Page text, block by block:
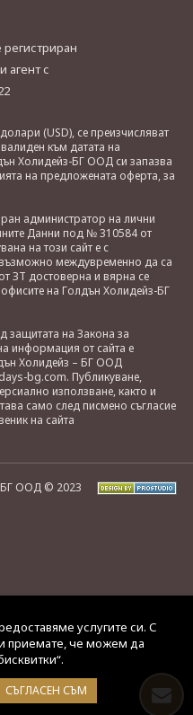
агент с
(USD), се преизчисляват
към датата на
Холидейз-БГ ООД си запазва
на предложената оферта, за
администратор на лични
Данни под № 310584 от
на този сайт е с
междувременно да са
ЗТ достоверна и вярна се
на Голдън Холидейз-БГ
защитата на Закона за
информация от сайта е
Холидейз – БГ ООД
bg.com. Публикуване,
използване, както и
само след писмено съгласие
на сайта
БГ ООД © 2023
услугите си. С
приемате, че можем да
СЪГЛАСЕН СЪМ